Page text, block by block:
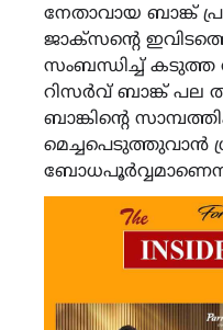
നേതാവായ ബാങ്ക്
ജാക്സൻ്റെ
സംബന്ധിച്ച് കടുത്ത
റിസർവ് ബാങ്ക് പല
ബാങ്കിൻ്റെ
മെച്ചപെടുത്തുവാൻ